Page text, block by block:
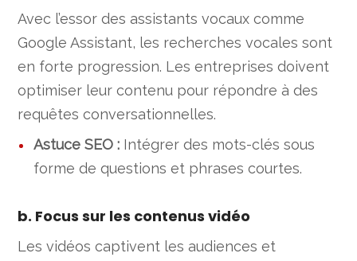
Avec l’essor des assistants vocaux comme
Google Assistant, les recherches vocales sont
en forte progression. Les entreprises doivent
optimiser leur contenu pour répondre à des
requêtes conversationnelles.
Astuce SEO : Intégrer des mots-clés sous
forme de questions et phrases courtes.
b. Focus sur les contenus vidéo
Les vidéos captivent les audiences et